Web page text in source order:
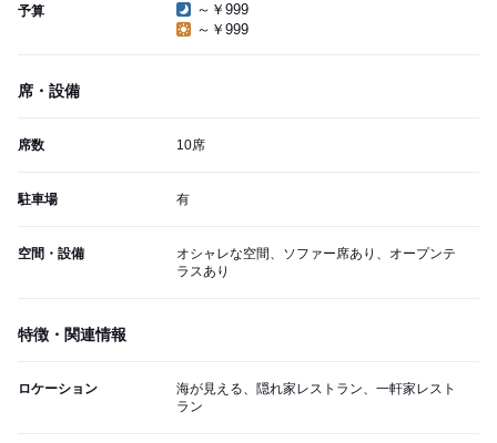
予算
～￥999
～￥999
席・設備
席数 10席
駐車場 有
空間・設備
オシャレな空間、ソファー席あり、オープンテ
ラスあり
特徴・関連情報
ロケーション
海が見える、隠れ家レストラン、一軒家レスト
ラン